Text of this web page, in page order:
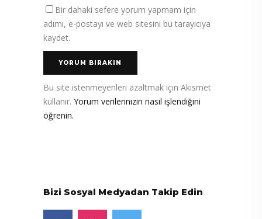
Bir dahaki sefere yorum yapmam için
adımı, e-postayı ve web sitesini bu tarayıcıya
kaydet.
Bu site istenmeyenleri azaltmak için Akismet
kullanır. Yorum verilerinizin nasıl işlendiğini
öğrenin.
Bizi Sosyal Medyadan Takip Edin